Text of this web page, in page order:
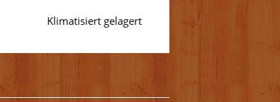
Klimatisiert gelagert